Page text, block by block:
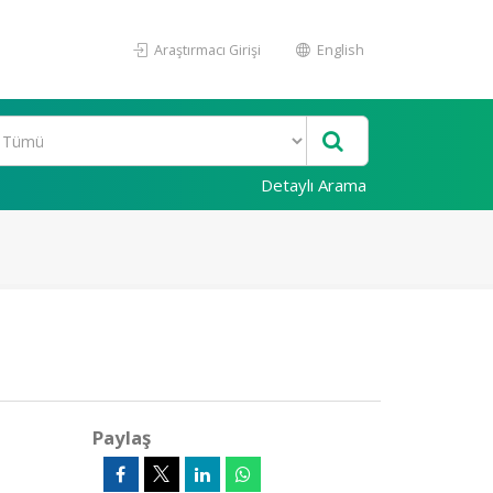
Araştırmacı Girişi English
Detaylı Arama
Paylaş